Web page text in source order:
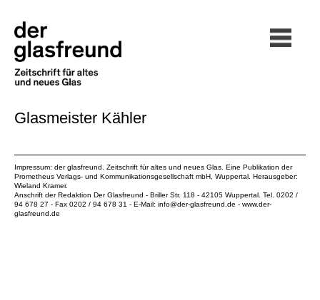
Glasmeister Kähler
Impressum: der glasfreund. Zeitschrift für altes und neues Glas. Eine Publikation der
Prometheus Verlags- und Kommunikationsgesellschaft mbH , Wuppertal. Herausgeber:
Wieland Kramer.
Anschrift der Redaktion Der Glasfreund - Briller Str. 118 - 42105 Wuppertal. Tel. 0202 /
94 678 27 - Fax 0202 / 94 678 31 - E-Mail: info@der-glasfreund.de - www.der-
glasfreund.de